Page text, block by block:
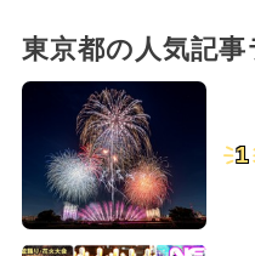
東京都の人気記
1